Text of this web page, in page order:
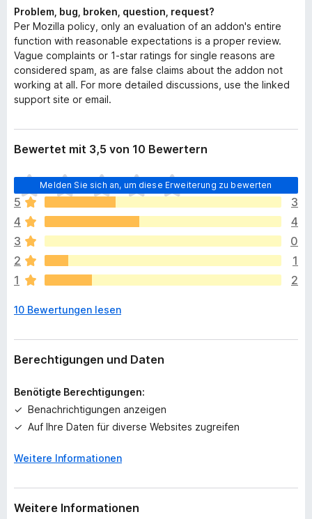
Problem, bug, broken, question, request?
Per Mozilla policy, only an evaluation of an addon's entire
function with reasonable expectations is a proper review.
Vague complaints or 1-star ratings for single reasons are
considered spam, as are false claims about the addon not
working at all. For more detailed discussions, use the linked
support site or email.
Bewertet mit 3,5 von 10 Bewertern
Melden Sie sich an, um diese Erweiterung zu bewerten
E
s
l
i
e
g
e
n
o
h
k
i
e
B
w
r
t
5
3
4
4
3
0
2
1
1
2
10 Bewertungen lesen
Berechtigungen und Daten
Benötigte Berechtigungen:
Benachrichtigungen anzeigen
Auf Ihre Daten für diverse Websites zugreifen
Weitere Informationen
Weitere Informationen